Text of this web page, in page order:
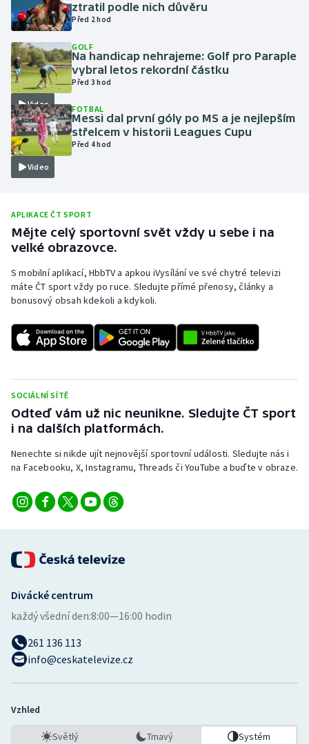
Lezení
Lyže a snowboard
Moderní pětiboj
Motorsport
Olympijské hry
Parasport
Plavání
Plážový volejbal
Ragby
Rychlostní kanoistika
Short track
Sportovní střelba
Veslování
Ostatní
ztratil podle nich důvěru
Před 2 hod
Video
GOLF
Na handicap nehrajeme: Golf pro Paraple
vybral letos rekordní částku
Před 3 hod
Video
FOTBAL
Messi dal první góly po MS a je nejlepším
střelcem v historii Leagues Cupu
Před 4 hod
APLIKACE ČT SPORT
Mějte celý sportovní svět vždy u sebe i na
velké obrazovce.
S mobilní aplikací, HbbTV a apkou iVysílání ve své chytré televizi
máte ČT sport vždy po ruce. Sledujte přímé přenosy, články a
bonusový obsah kdekoli a kdykoli.
SOCIÁLNÍ SÍTĚ
Odteď vám už nic neunikne. Sledujte ČT sport
i na dalších platformách.
Nenechte si nikde ujít nejnovější sportovní události. Sledujte nás i
na Facebooku, X, Instagramu, Threads či YouTube a buďte v obraze.
Divácké centrum
každý všední den:8:00—16:00 hodin
261 136 113
info@ceskatelevize.cz
Vzhled
Světlý Tmavý Systém